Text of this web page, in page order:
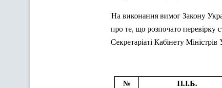
На виконання вимог Закону
про те, що розпочато перевірку
Секретаріаті Кабінету Міністрів
№ П.І.Б.